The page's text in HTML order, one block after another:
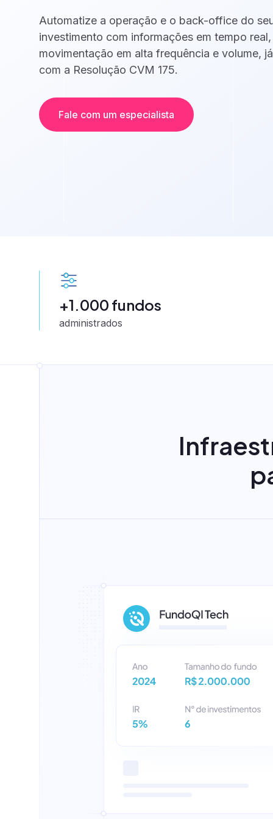
DCM
Conta escrow, nota comercial, emissão
CCI e CCE e mais
Administração e custódia
office do seu Fundo.
Banking as a
Correspondente
BNPL - Buy Now, Pay
DCM
Automatize a operação e o back-office do
investimento com informações em tempo
movimentação em alta frequência e volume,
com a Resolução CVM 175.
Fale com um especialista
+1.000 fundos
administrados